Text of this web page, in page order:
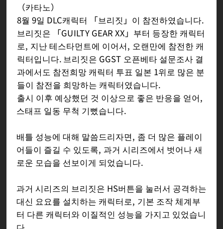
（카타노）
8월 9일 DLC캐릭터 「브리짓」이 참전하였습니다.
브리짓은 「GUILTY GEAR XX」부터 등장한 캐릭터
로, 지난 테스타먼트에 이어서, 오랜만에 참전한 캐
릭터입니다. 브리짓은 GGST 오픈베타 설문조사 결
과에서도 참전희망 캐릭터 투표 일본 1위로 많은 분
들이 참전을 희망하는 캐릭터였습니다.
출시 이후 예상했던 것 이상으로 좋은 반응을 얻어,
스태프 일동 무척 기뻤습니다.
배틀 성능에 대해 말씀드리자면, 좀 더 많은 플레이
어들이 즐길 수 있도록, 과거 시리즈에서 벗어나 새
로운 모습을 선보이게 되었습니다.
과거 시리즈의 브리짓은 HS버튼을 눌러서 공격하는
대신 요요를 설치하는 캐릭터로, 기본 조작 체계부
터 다른 캐릭터와 이질적인 성능을 가지고 있었습니